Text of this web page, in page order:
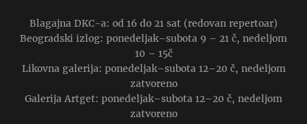
Blagajna DKC-a: od 16 do 21 sat (redovan repertoar)
Beogradski izlog: ponedeljak–subota 9 – 21 č, nedeljom
10 – 15č
Likovna galerija: ponedeljak–subota 12–20 č, nedeljom
zatvoreno
Galerija Artget: ponedeljak–subota 12–20 č, nedeljom
zatvoreno